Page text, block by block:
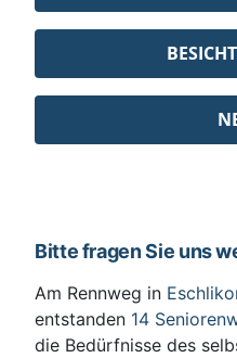
Bitte fragen Sie uns
Am Rennweg in
entstanden 14
die Bedürfnisse des